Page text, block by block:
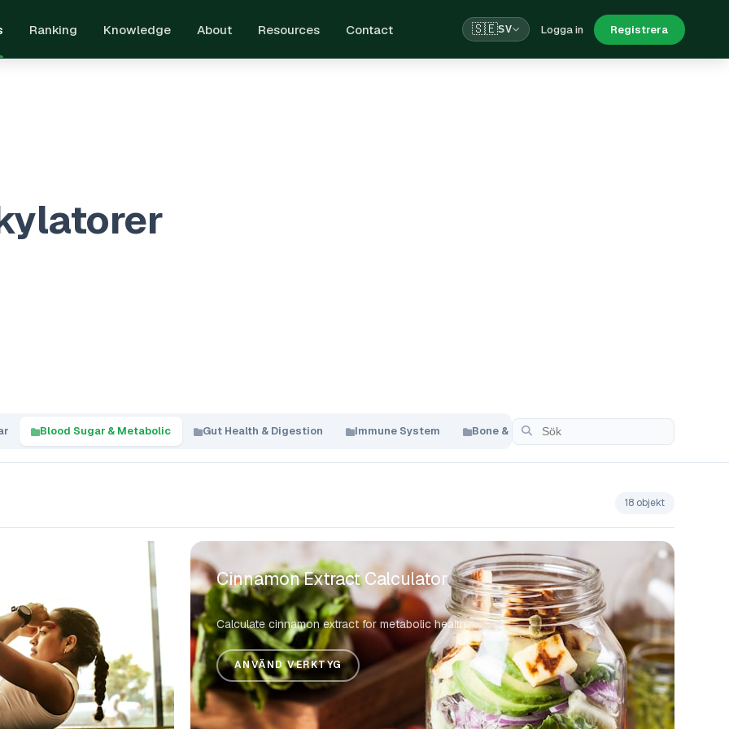
Ranking Knowledge About Resources Contact 🇸🇪SV Logga in Registrera
& Välmående
verktyg för att optimera din hälsoresa
Blood Sugar & Metabolic Gut Health & Digestion Immune System Bone & Joint Health
18 objekt
Cinnamon Extract Calculator
Calculate cinnamon extract for metabolic health
ANVÄND VERKTYG